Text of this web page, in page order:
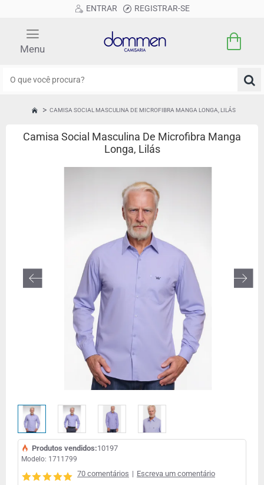
ENTRAR REGISTRAR-SE
CAMISA SOCIAL MASCULINA DE MICROFIBRA MANGA LONGA, LILÁS
Camisa Social Masculina De Microfibra Manga
Longa, Lilás
Modelo: 1711799
Produtos vendidos:10197
70 comentários | Escreva um comentário